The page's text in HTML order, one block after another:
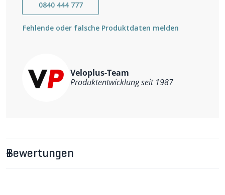
Büro. Das VAUDE Green Shape-Label steht für ein
umweltfreundliches, funktionelles Produkt aus
nachhaltigen Materialien.
0840 444 777
Fehlende oder falsche Produktdaten melden
Veloplus-Team
Produktentwicklung seit 1987
Bewertungen